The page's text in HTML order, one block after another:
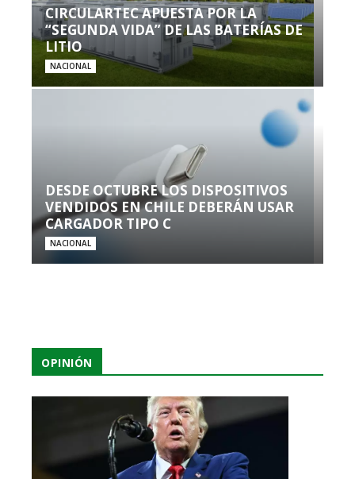
CIRCULARTEC APUESTA POR LA
“SEGUNDA VIDA” DE LAS BATERÍAS DE
LITIO
NACIONAL
DESDE OCTUBRE LOS DISPOSITIVOS
VENDIDOS EN CHILE DEBERÁN USAR
CARGADOR TIPO C
NACIONAL
OPINIÓN